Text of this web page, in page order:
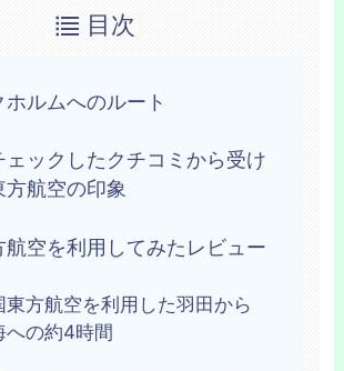
目次
ホルムへのルート
ェックしたクチコミから受け
方航空の印象
航空を利用してみたレビュー
東方航空を利用した羽田から
への約4時間